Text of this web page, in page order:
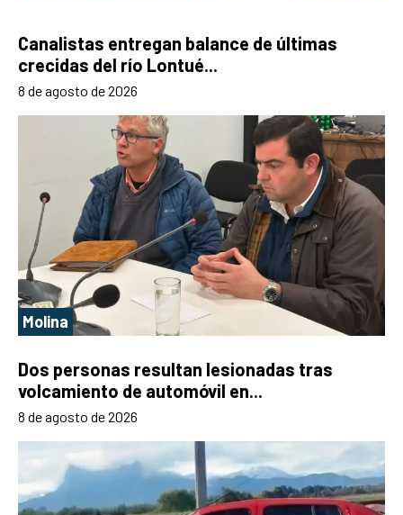
Canalistas entregan balance de últimas
crecidas del río Lontué...
8 de agosto de 2026
Molina
Dos personas resultan lesionadas tras
volcamiento de automóvil en...
8 de agosto de 2026